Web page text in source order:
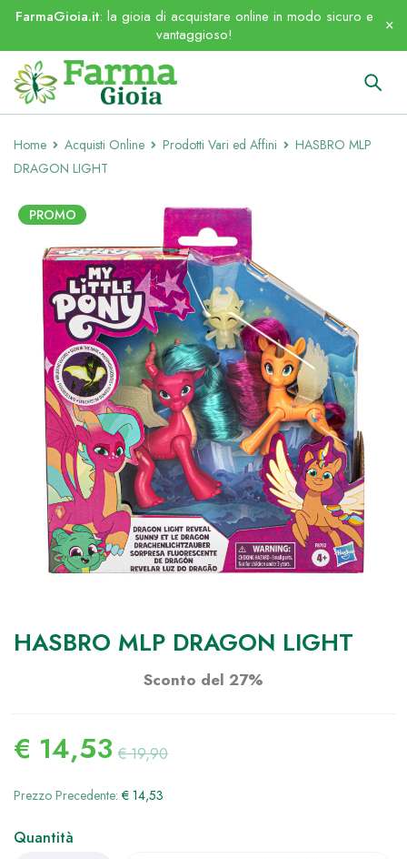
FarmaGioia.it: la gioia di acquistare online in modo sicuro e
vantaggioso!
Home Acquisti Online Prodotti Vari ed Affini
HASBRO MLP
DRAGON LIGHT
PROMO
HASBRO MLP DRAGON LIGHT
Sconto del 27%
€19,90
€ 14,53
Prezzo Precedente: € 14,53
Quantità